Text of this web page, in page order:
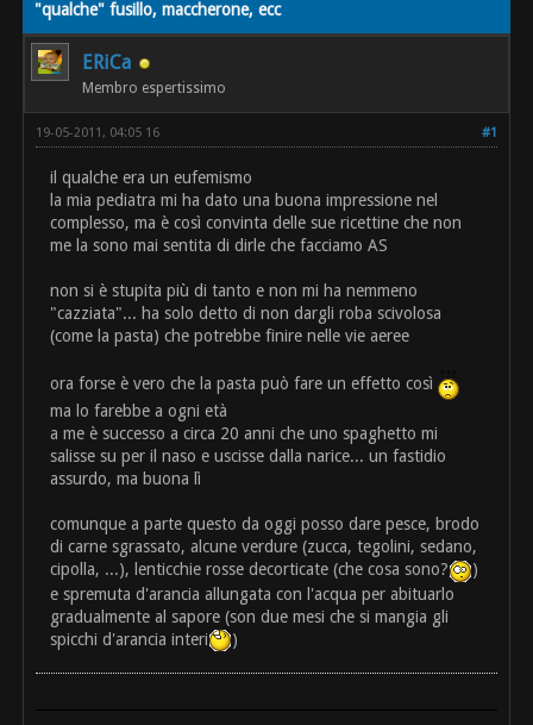
"qualche" fusillo, maccherone, ecc
ERiCa
Membro espertissimo
#1
19-05-2011, 04:05 16
il qualche era un eufemismo
la mia pediatra mi ha dato una buona impressione nel
complesso, ma è così convinta delle sue ricettine che non
me la sono mai sentita di dirle che facciamo AS
non si è stupita più di tanto e non mi ha nemmeno
"cazziata"... ha solo detto di non dargli roba scivolosa
(come la pasta) che potrebbe finire nelle vie aeree
ora forse è vero che la pasta può fare un effetto così
ma lo farebbe a ogni età
a me è successo a circa 20 anni che uno spaghetto mi
salisse su per il naso e uscisse dalla narice... un fastidio
assurdo, ma buona lì
comunque a parte questo da oggi posso dare pesce, brodo
di carne sgrassato, alcune verdure (zucca, tegolini, sedano,
cipolla, ...), lenticchie rosse decorticate (che cosa sono?
)
e spremuta d'arancia allungata con l'acqua per abituarlo
gradualmente al sapore (son due mesi che si mangia gli
spicchi d'arancia interi
)